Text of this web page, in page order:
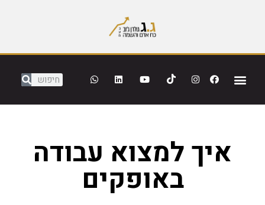
איך למצוא עבודה
באופקים